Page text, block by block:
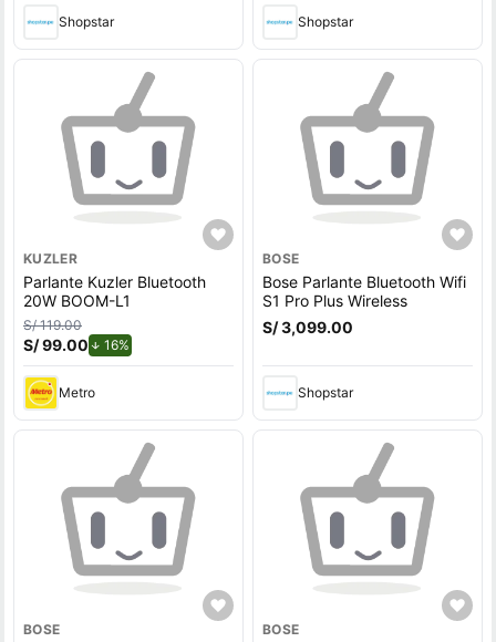
Shopstar Shopstar
KUZLER
Parlante Kuzler Bluetooth
20W BOOM-L1
S/ 119.00
S/ 99.00 16%
Metro
BOSE
Bose Parlante Bluetooth Wifi
S1 Pro Plus Wireless
S/ 3,099.00
Shopstar
BOSE BOSE